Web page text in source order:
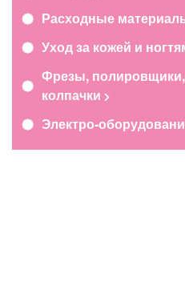
Расходные
Уход за кожей и
Фрезы,
колпачки
Электро-